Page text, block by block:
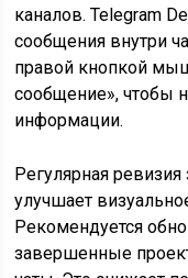
каналов. Telegram
сообщения внутри
правой кнопкой
сообщение», чтобы
информации.
Регулярная
улучшает
Рекомендуется
завершенные